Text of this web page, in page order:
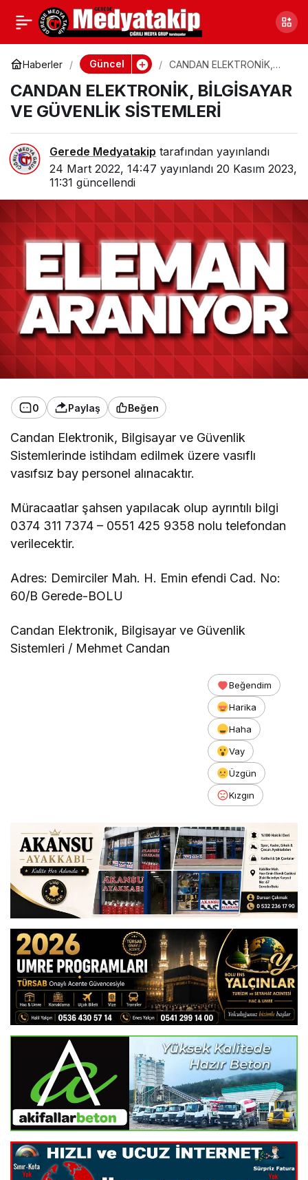
Haberler Güncel
CANDAN ELEKTRONİK,
SİSTEMLERİ
CANDAN ELEKTRONİK, BİLGİSAYAR
VE GÜVENLİK SİSTEMLERİ
Gerede Medyatakip tarafından yayınlandı
24 Mart 2022, 14:47 yayınlandı 20 Kasım 2023,
11:31 güncellendi
0 Paylaş Beğen
Candan Elektronik, Bilgisayar ve Güvenlik
Sistemlerinde istihdam edilmek üzere vasıflı
vasıfsız bay personel alınacaktır.
Müracaatlar şahsen yapılacak olup ayrıntılı bilgi
0374 311 7374 – 0551 425 9358 nolu telefondan
verilecektir.
Adres: Demirciler Mah. H. Emin efendi Cad. No:
60/B Gerede-BOLU
Candan Elektronik, Bilgisayar ve Güvenlik
Sistemleri / Mehmet Candan
Beğendim
Harika
Haha
Vay
Üzgün
Kızgın
KAYMAKAM VE
BAŞKANDAN
YAŞLILARA ZİYARET
Paylaş